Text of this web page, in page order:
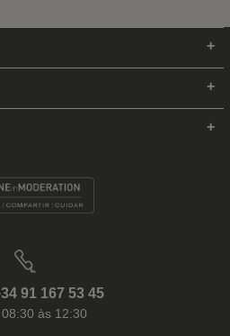
91 167 53 45
08:30 às 12:30